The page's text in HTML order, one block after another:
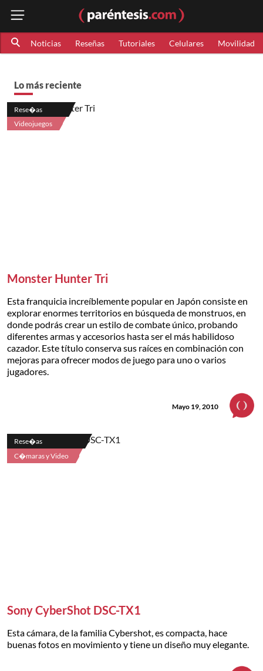
Noticias Reseñas Tutoriales Celulares Movilidad
Lo más reciente
Rese�as
Videojuegos
Monster Hunter Tri
Esta franquicia increíblemente popular en Japón consiste en
explorar enormes territorios en búsqueda de monstruos, en
donde podrás crear un estilo de combate único, probando
diferentes armas y accesorios hasta ser el más habilidoso
cazador. Este título conserva sus raíces en combinación con
mejoras para ofrecer modos de juego para uno o varios
jugadores.
Mayo 19, 2010
Rese�as
C�maras y Video
Sony CyberShot DSC-TX1
Esta cámara, de la familia Cybershot, es compacta, hace
buenas fotos en movimiento y tiene un diseño muy elegante.